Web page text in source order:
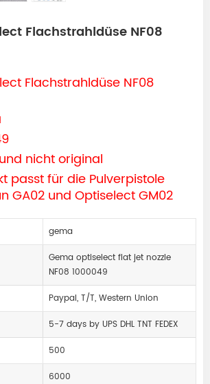
Flachstrahldüse NF08
Flachstrahldüse NF08
nicht original
passt für die Pulverpistole
GA02 und Optiselect GM02
gema
Gema optiselect flat jet nozzle
NF08 1000049
Paypal, T/T, Western Union
5-7 days by UPS DHL TNT FEDEX
500
6000